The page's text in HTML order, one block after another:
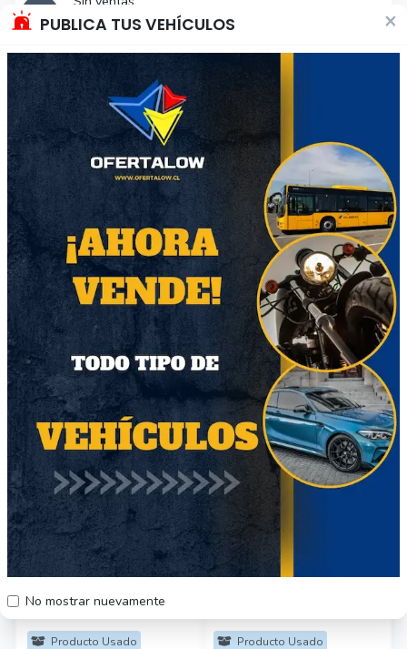
PUBLICA TUS VEHÍCULOS ×
No mostrar nuevamente
Descripción del producto
Tamaño 1,74 X 1,24 cm.
Traído de la India
Otros productos del vendedor
25
Lavadora
Producto Usado
Box Spring
Producto Usado